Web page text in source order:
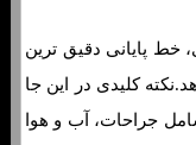
خط پایانی دقیق ترین
کلیدی در این جا
جراحات، آب و هوا